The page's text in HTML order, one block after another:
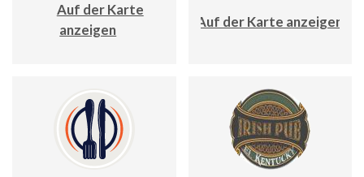
Auf der Karte
anzeigen
Auf der Karte anzeigen